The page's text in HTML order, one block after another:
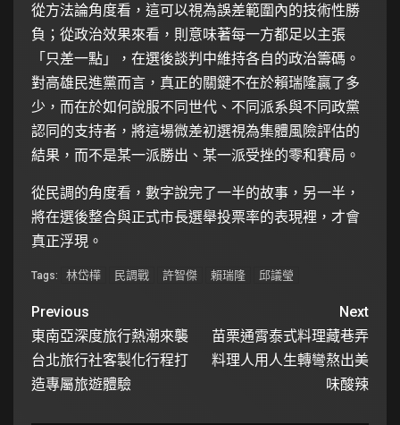
從方法論角度看，這可以視為誤差範圍內的技術性勝
負；從政治效果來看，則意味著每一方都足以主張
「只差一點」，在選後談判中維持各自的政治籌碼。
對高雄民進黨而言，真正的關鍵不在於賴瑞隆贏了多
少，而在於如何說服不同世代、不同派系與不同政黨
認同的支持者，將這場微差初選視為集體風險評估的
結果，而不是某一派勝出、某一派受挫的零和賽局。
從民調的角度看，數字說完了一半的故事，另一半，
將在選後整合與正式市長選舉投票率的表現裡，才會
真正浮現。
Tags: 林岱樺 民調戰 許智傑 賴瑞隆 邱議瑩
Previous
東南亞深度旅行熱潮來襲
台北旅行社客製化行程打
造專屬旅遊體驗
Next
苗栗通霄泰式料理藏巷弄
料理人用人生轉彎熬出美
味酸辣